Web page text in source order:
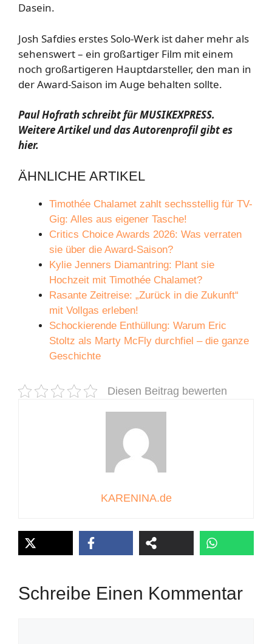
Dasein.
Josh Safdies erstes Solo-Werk ist daher mehr als
sehenswert – ein großartiger Film mit einem
noch großartigeren Hauptdarsteller, den man in
der Award-Saison im Auge behalten sollte.
Paul Hofrath schreibt für MUSIKEXPRESS.
Weitere Artikel und das Autorenprofil gibt es
hier.
ÄHNLICHE ARTIKEL
Timothée Chalamet zahlt sechsstellig für TV-
Gig: Alles aus eigener Tasche!
Critics Choice Awards 2026: Was verraten
sie über die Award-Saison?
Kylie Jenners Diamantring: Plant sie
Hochzeit mit Timothée Chalamet?
Rasante Zeitreise: „Zurück in die Zukunft“
mit Vollgas erleben!
Schockierende Enthüllung: Warum Eric
Stoltz als Marty McFly durchfiel – die ganze
Geschichte
Diesen Beitrag bewerten
KARENINA.de
Schreibe Einen Kommentar